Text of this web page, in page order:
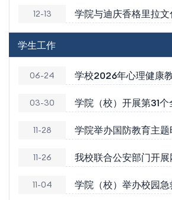
12-13 学院与迪庆香格里拉
学生工作
06-24 学校2026年心理健康
03-30 学院（校）开展第31
11-28 学院举办国防教育主
11-26 我校联合公安部门开
11-04 学院（校）举办校园急